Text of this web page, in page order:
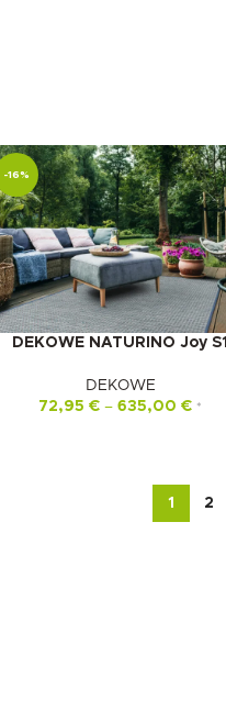
-16%
DEKOWE NATURINO Joy S1
DEKOWE
72,95 € – 635,00 € *
1 2